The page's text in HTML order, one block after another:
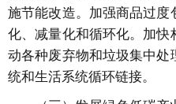
施节能改造。加强商品过
化、减量化和循环化。加
动各种废弃物和垃圾集中
统和生活系统循环链接。